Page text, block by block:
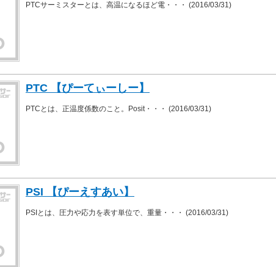
PTCサーミスターとは、高温になるほど電・・・ (2016/03/31)
PTC 【ぴーてぃーしー】
PTCとは、正温度係数のこと。Posit・・・ (2016/03/31)
PSI 【ぴーえすあい】
PSIとは、圧力や応力を表す単位で、重量・・・ (2016/03/31)